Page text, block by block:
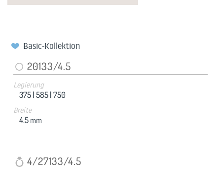
Basic-Kollektion
20133/4.5
Legierung
375 |585 |750
Breite
4.5 mm
4/27133/4.5